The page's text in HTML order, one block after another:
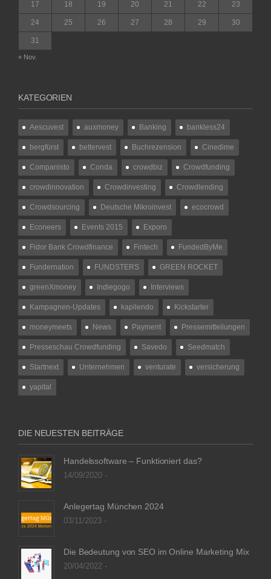
17 18 19 20 21 22 23
24 25 26 27 28 29 30
31
« Nov.
KATEGORIEN
Aescuvest auxmoney Banking bankless24
bergfürst bettervest Buchrezension Cinedime
Companisto Conda crowdbiz Crowdfunding
crowdinnovation Crowdinvesting Crowdlending
Crowdsourcing Deutsche Mikroinvest ecocrowd
Econeers Events 2015 Exporo
Fidor Bank Crowdfinance Fintech FundedByMe
Fundernation FUNDSTERS GREEN ROCKET
greenXmoney Indiegogo Interviews
Kampagnen-Updates kapilendo Kickstarter
moneymeets News Payment Pressemitteilungen
Presseschau Crowdfunding Savedo Seedmatch
Startnext Unternehmen venturate versicherung
yapital
DIE NEUESTEN BEITRÄGE
Handelssoftware – Funktioniert das?
14/09/2020 -
Anlegertag München 2024
03/11/2023 -
Die Bedeutung von SEO im Online Marketing Mix
20/04/2022 -